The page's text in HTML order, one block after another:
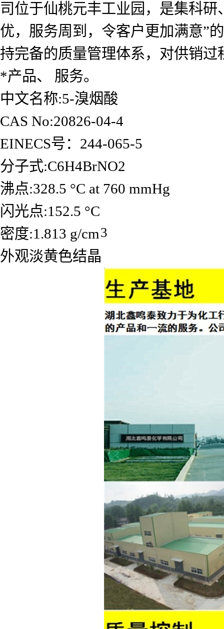
司位于仙桃元丰工业园，是集科
优，服务周到，令客户更加满意”
持完备的质量管理体系，对供销
*产品、 服务。
中文名称:5-溴烟酸
CAS No:20826-04-4
EINECS号：244-065-5
分子式:C6H4BrNO2
沸点:328.5 °C at 760 mmHg
闪光点:152.5 °C
密度:1.813 g/cm3
外观淡黄色结晶